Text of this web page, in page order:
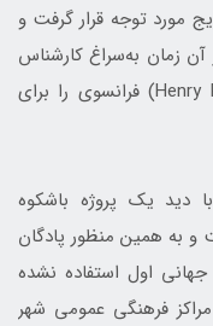
مورد توجه قرار گرفت و
زمان به‌سراغ کارشناس
خارجی رفتند و «هنری پروست» (Henry Proust) فرانسوی را برای
دید یک پروژه باشکوه
و به همین منظور پادگان
اول استفاده نشده
فرهنگی عمومی شهر